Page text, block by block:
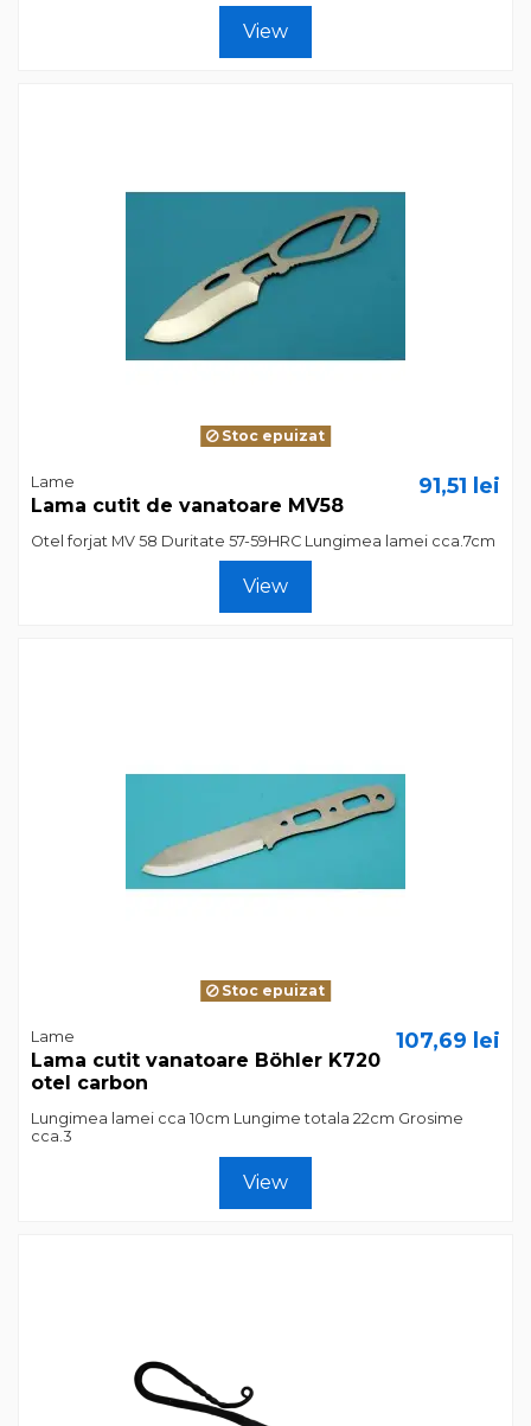
View
Stoc epuizat
Lame
Lama cutit de vanatoare MV58
91,51 lei
Otel forjat MV 58 Duritate 57-59HRC Lungimea lamei cca.7cm
View
Stoc epuizat
Lame
Lama cutit vanatoare Böhler K720
otel carbon
107,69 lei
Lungimea lamei cca 10cm Lungime totala 22cm Grosime
cca.3
View